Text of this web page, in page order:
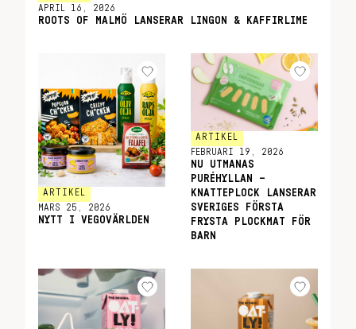
APRIL 16, 2026
ROOTS OF MALMÖ LANSERAR LINGON & KAFFIRLIME
ARTIKEL
MARS 25, 2026
NYTT I VEGOVÄRLDEN
ARTIKEL
FEBRUARI 19, 2026
NU UTMANAS
PURÉHYLLAN –
KNATTEPLOCK LANSERAR
SVERIGES FÖRSTA
FRYSTA PLOCKMAT FÖR
BARN